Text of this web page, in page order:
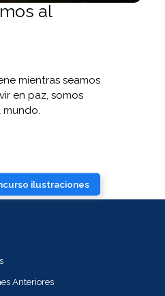
ilustraciones
al
mientras seamos
en paz, somos
mundo.
Anteriores